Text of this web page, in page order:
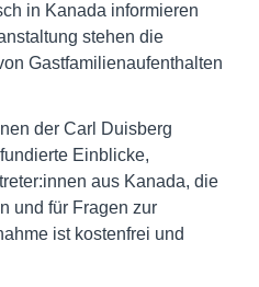
in Kanada informieren
stehen die
Gastfamilienaufenthalten
der Carl Duisberg
Einblicke,
aus Kanada, die
und für Fragen zur
ist kostenfrei und